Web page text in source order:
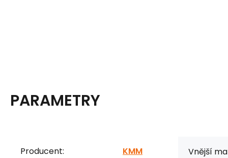
PARAMETRY
Producent: KMM Vnější